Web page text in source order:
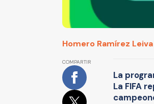
Homero Ramírez Leiva
COMPARTIR
La
La FIFA